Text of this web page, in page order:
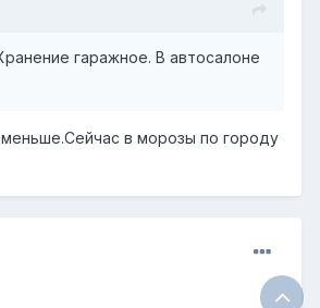
гаражное. В автосалоне
в морозы по городу